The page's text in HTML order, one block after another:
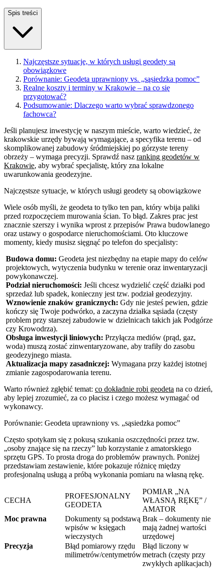
Spis treści
Najczęstsze sytuacje, w których usługi geodety są
obowiązkowe
Porównanie: Geodeta uprawniony vs. „sąsiedzka pomoc”
Realne koszty i terminy w Krakowie – na co się
przygotować?
Podsumowanie: Dlaczego warto wybrać sprawdzonego
fachowca?
Jeśli planujesz inwestycję w naszym mieście, warto wiedzieć, że
krakowskie urzędy bywają wymagające, a specyfika terenu – od
skomplikowanej zabudowy śródmiejskiej po górzyste tereny
obrzeży – wymaga precyzji. Sprawdź nasz ranking geodetów w
Krakowie, aby wybrać specjalistę, który zna lokalne
uwarunkowania geodezyjne.
Najczęstsze sytuacje, w których usługi geodety są obowiązkowe
Wiele osób myśli, że geodeta to tylko ten pan, który wbija paliki
przed rozpoczęciem murowania ścian. To błąd. Zakres prac jest
znacznie szerszy i wynika wprost z przepisów Prawa budowlanego
oraz ustawy o gospodarce nieruchomościami. Oto kluczowe
momenty, kiedy musisz sięgnąć po telefon do specjalisty:
Budowa domu: Geodeta jest niezbędny na etapie mapy do celów
projektowych, wytyczenia budynku w terenie oraz inwentaryzacji
powykonawczej.
Podział nieruchomości: Jeśli chcesz wydzielić część działki pod
sprzedaż lub spadek, konieczny jest tzw. podział geodezyjny.
Wznowienie znaków granicznych: Gdy nie jesteś pewien, gdzie
kończy się Twoje podwórko, a zaczyna działka sąsiada (częsty
problem przy starszej zabudowie w dzielnicach takich jak Podgórze
czy Krowodrza).
Obsługa inwestycji liniowych: Przyłącza mediów (prąd, gaz,
woda) muszą zostać zinwentaryzowane, aby trafiły do zasobu
geodezyjnego miasta.
Aktualizacja mapy zasadniczej: Wymagana przy każdej istotnej
zmianie zagospodarowania terenu.
Warto również zgłębić temat: co dokładnie robi geodeta na co dzień,
aby lepiej zrozumieć, za co płacisz i czego możesz wymagać od
wykonawcy.
Porównanie: Geodeta uprawniony vs. „sąsiedzka pomoc”
Często spotykam się z pokusą szukania oszczędności przez tzw.
„osoby znające się na rzeczy” lub korzystanie z amatorskiego
sprzętu GPS. To prosta droga do problemów prawnych. Poniżej
przedstawiam zestawienie, które pokazuje różnicę między
profesjonalną usługą a próbą wykonania pomiaru na własną rękę.
CECHA
PROFESJONALNY
GEODETA
POMIAR „NA
WŁASNĄ RĘKĘ” /
AMATOR
Moc prawna
Dokumenty są podstawą
wpisów w księgach
wieczystych
Brak – dokumenty nie
mają żadnej wartości
urzędowej
Precyzja
Błąd pomiarowy rzędu
milimetrów/centymetrów
Błąd liczony w
metrach (częsty przy
zwykłych aplikacjach)